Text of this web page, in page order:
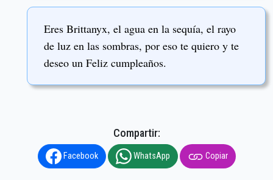
Eres Brittanyx, el agua en la sequía, el rayo
de luz en las sombras, por eso te quiero y te
deseo un Feliz cumpleaños.
Compartir:
Facebook WhatsApp Copiar